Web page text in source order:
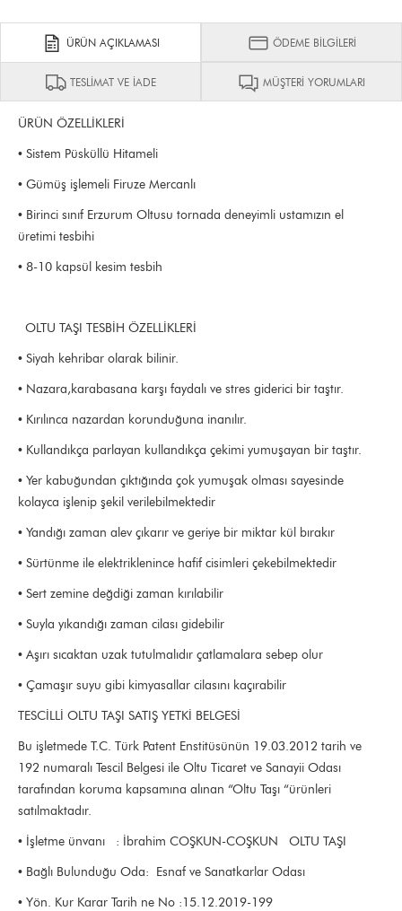
ÜRÜN AÇIKLAMASI ÖDEME BİLGİLERİ
TESLİMAT VE İADE MÜŞTERİ YORUMLARI
ÜRÜN ÖZELLİKLERİ
• Sistem Püsküllü Hitameli
• Gümüş işlemeli Firuze Mercanlı
• Birinci sınıf Erzurum Oltusu tornada deneyimli ustamızın el
üretimi tesbihi
• 8-10 kapsül kesim tesbih
OLTU TAŞI TESBİH ÖZELLİKLERİ
• Siyah kehribar olarak bilinir.
• Nazara,karabasana karşı faydalı ve stres giderici bir taştır.
• Kırılınca nazardan korunduğuna inanılır.
• Kullandıkça parlayan kullandıkça çekimi yumuşayan bir taştır.
• Yer kabuğundan çıktığında çok yumuşak olması sayesinde
kolayca işlenip şekil verilebilmektedir
• Yandığı zaman alev çıkarır ve geriye bir miktar kül bırakır
• Sürtünme ile elektriklenince hafif cisimleri çekebilmektedir
• Sert zemine değdiği zaman kırılabilir
• Suyla yıkandığı zaman cilası gidebilir
• Aşırı sıcaktan uzak tutulmalıdır çatlamalara sebep olur
• Çamaşır suyu gibi kimyasallar cilasını kaçırabilir
TESCİLLİ OLTU TAŞI SATIŞ YETKİ BELGESİ
Bu işletmede T.C. Türk Patent Enstitüsünün 19.03.2012 tarih ve
192 numaralı Tescil Belgesi ile Oltu Ticaret ve Sanayii Odası
tarafından koruma kapsamına alınan “Oltu Taşı “ürünleri
satılmaktadır.
• İşletme ünvanı : İbrahim COŞKUN-COŞKUN OLTU TAŞI
• Bağlı Bulunduğu Oda: Esnaf ve Sanatkarlar Odası
• Yön. Kur Karar Tarih ne No :15.12.2019-199